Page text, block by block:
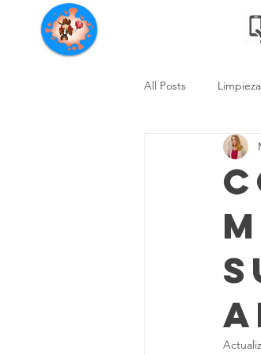
Servicios de limpieza de Texas
All Posts
Consejos de
Limpieza Sin
Comparación
Organiza tu Hogar